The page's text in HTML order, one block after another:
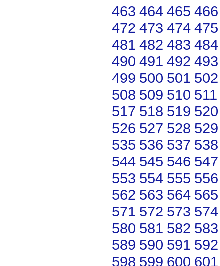
463 464 465 466
472 473 474 475
481 482 483 484
490 491 492 493
499 500 501 502
508 509 510 511
517 518 519 520
526 527 528 529
535 536 537 538
544 545 546 547
553 554 555 556
562 563 564 565
571 572 573 574
580 581 582 583
589 590 591 592
598 599 600 601